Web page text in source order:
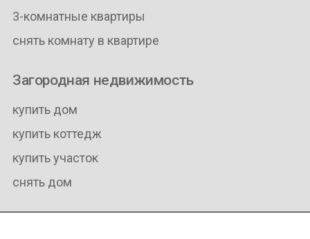
3-комнатные квартиры
снять комнату в квартире
Загородная недвижимость
купить дом
купить коттедж
купить участок
снять дом